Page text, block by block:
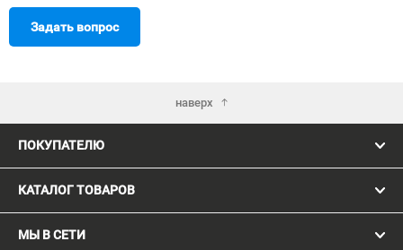
Задать вопрос
наверх
ПОКУПАТЕЛЮ
КАТАЛОГ ТОВАРОВ
МЫ В СЕТИ